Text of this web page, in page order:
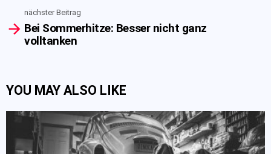
nächster Beitrag
Bei Sommerhitze: Besser nicht ganz
volltanken
YOU MAY ALSO LIKE